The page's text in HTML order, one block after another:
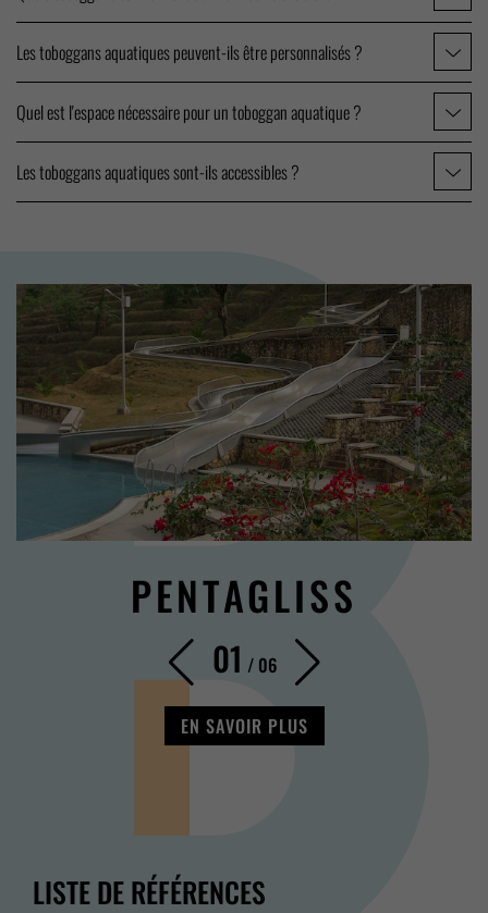
Les toboggans aquatiques peuvent-ils être personnalisés ?
Quel est l'espace nécessaire pour un toboggan aquatique ?
Les toboggans aquatiques sont-ils accessibles ?
PENTAGLISS
01 / 06
EN SAVOIR PLUS
LISTE DE RÉFÉRENCES